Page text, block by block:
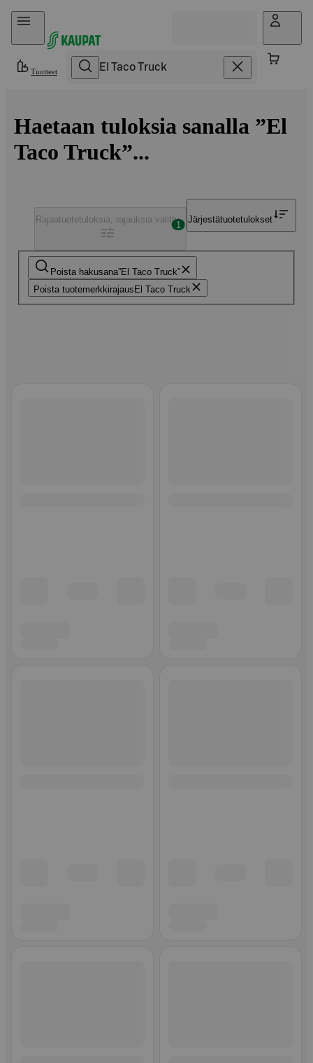
Hyppää sisältöön
Tuotteet
Haetaan tuloksia sanalla ”El
Taco Truck”...
Poista hakusana El Taco Truck
Poista tuotemerkkirajaus El Taco Truck
Rajaatuotetuloksia, rajauksia valittu
1
Järjestätuotetulokset